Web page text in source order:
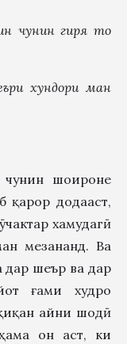
чунин гиря то
хундори ман
шоироне
қарор додааст,
хамудагӣ
мезананд. Ва
дар шеър ва дар
ғами худро
айни шодӣ
он аст, ки